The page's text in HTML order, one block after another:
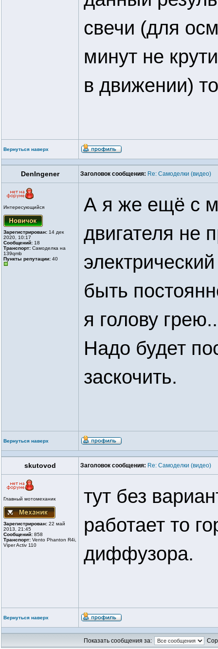
свечи (для
минут не
в движении)
Вернуться наверх
DenIngener Заголовок сообщения: Re: Самоделки (видео)
Интересующийся
Зарегистрирован: 14 дек
2020, 10:17
Сообщений: 18
Транспорт: Самоделка на
139qmb
Пункты репутации: 40
А я же ещё с
двигателя не
быть
я голову
Надо будет
заскочить.
Вернуться наверх
skutovod Заголовок сообщения: Re: Самоделки (видео)
Главный мотомеханик
Зарегистрирован: 22 май
2013, 21:45
Сообщений: 858
Транспорт: Vento Phanton R4i,
Viper Activ 110
тут без
работает то
диффузора.
Вернуться наверх
Показать сообщения за: